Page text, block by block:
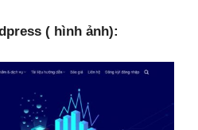
( hình ảnh):